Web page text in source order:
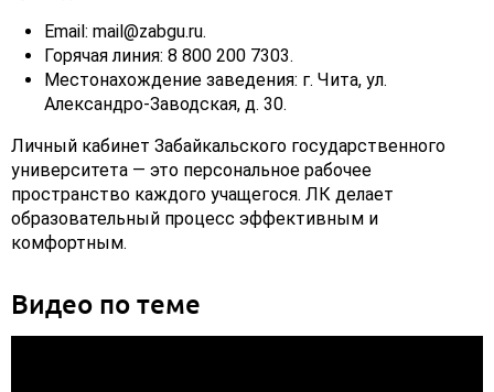
Email: mail@zabgu.ru.
Горячая линия: 8 800 200 7303.
Местонахождение заведения: г. Чита, ул.
Александро-Заводская, д. 30.
Личный кабинет Забайкальского государственного
университета — это персональное рабочее
пространство каждого учащегося. ЛК делает
образовательный процесс эффективным и
комфортным.
Видео по теме